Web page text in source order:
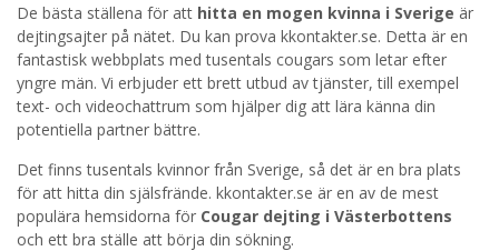
Genom att registrera godkänner jagVillkoren och
Sekretesspolicyn
. Jag godkänner att ta emot information och
reklam via e-post från hemsidans operatörer. Jag kan dra
tillbaka godkännande när jag vill.
STARTA NU!
De bästa ställena för att hitta en mogen kvinna i Sverige är
dejtingsajter på nätet. Du kan prova kkontakter.se. Detta är en
fantastisk webbplats med tusentals cougars som letar efter
yngre män. Vi erbjuder ett brett utbud av tjänster, till exempel
text- och videochattrum som hjälper dig att lära känna din
potentiella partner bättre.
Det finns tusentals kvinnor från Sverige, så det är en bra plats
för att hitta din själsfrände. kkontakter.se är en av de mest
populära hemsidorna för Cougar dejting i Västerbottens
och ett bra ställe att börja din sökning.